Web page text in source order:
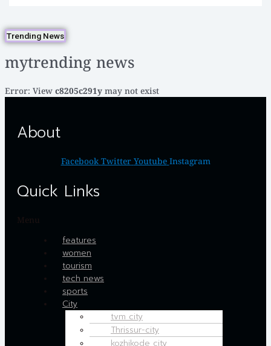
Trending News
mytrending news
Error: View c8205c291y may not exist
About
Facebook Twitter Youtube Instagram
Quick Links
Menu
features
women
tourism
tech news
sports
City
tvm city
Thrissur-city